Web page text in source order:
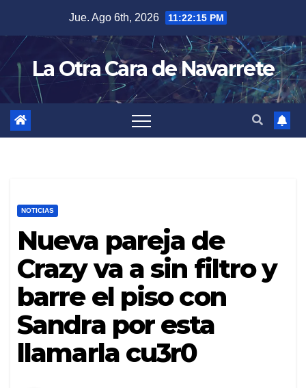
content
Jue. Ago 6th, 2026 11:22:16 PM
La Otra Cara de Navarrete
NOTICIAS
Nueva pareja de
Crazy va a sin filtro y
barre el piso con
Sandra por esta
llamarla cu3r0